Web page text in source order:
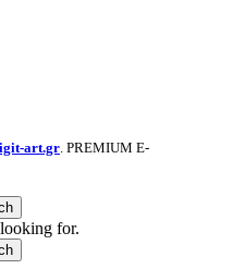
art.gr . PREMIUM E-
for.